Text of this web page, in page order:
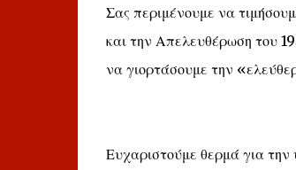
Σας περιμένουμε να
και την Απελευθέρωση του
να γιορτάσουμε την
Ευχαριστούμε θερμά για